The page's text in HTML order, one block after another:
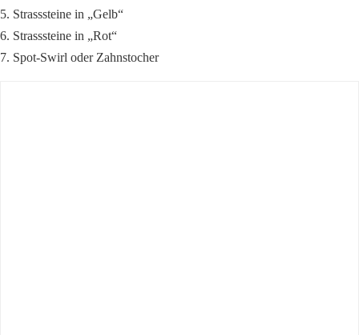
5. Strasssteine in „Gelb“
6. Strasssteine in „Rot“
7. Spot-Swirl oder Zahnstocher